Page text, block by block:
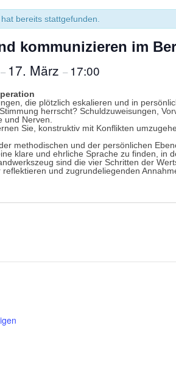
bereits stattgefunden.
kommunizieren im
– 17. März – 17:00
die plötzlich eskalieren und in
herrscht? Schuldzuweisungen,
und Nerven.
Sie, konstruktiv mit Konflikten
methodischen und der persönlichen
klare und ehrliche Sprache zu finden, in
sind die vier Schritten der
und zugrundeliegenden